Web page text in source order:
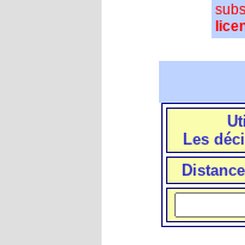
Les
Distance